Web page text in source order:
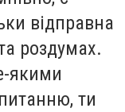
відправна
роздумах.
якими
ти